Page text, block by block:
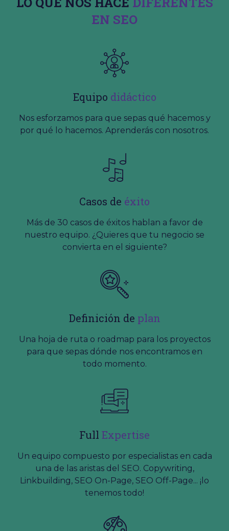
EN SEO
Equipo didáctico
Nos esforzamos para que sepas qué hacemos y
por qué lo hacemos. Aprenderás con nosotros.
Casos de éxito
Más de 30 casos de éxitos hablan a favor de
nuestro equipo. ¿Quieres que tu negocio se
convierta en el siguiente?
Definición de plan
Una hoja de ruta o roadmap para los proyectos
para que sepas dónde nos encontramos en
todo momento.
Full Expertise
Un equipo compuesto por especialistas en cada
una de las aristas del SEO. Copywriting,
Linkbuilding, SEO On-Page, SEO Off-Page... ¡lo
tenemos todo!